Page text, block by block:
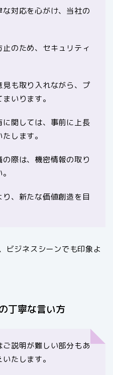
な対応を心がけ、当社の
止のため、セキュリティ
見も取り入れながら、プ
いります。
に関しては、事前に上長
します。
の際は、機密情報の取り
り、新たな価値創造を目
ビジネスシーンでも印象よ
丁寧な言い方
ご説明が難しい部分もあ
たします。